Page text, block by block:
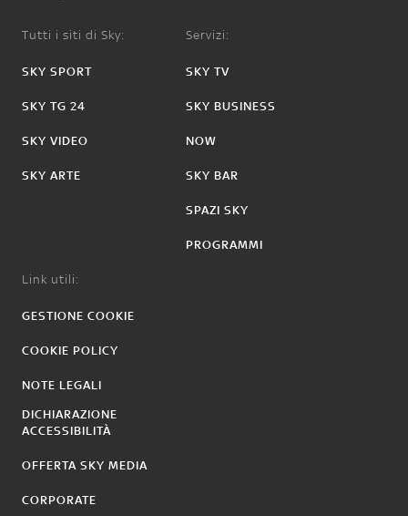
Tutti i siti di Sky:
SKY SPORT
SKY TG 24
SKY VIDEO
SKY ARTE
Servizi:
SKY TV
SKY BUSINESS
NOW
SKY BAR
SPAZI SKY
PROGRAMMI
Link utili:
GESTIONE COOKIE
COOKIE POLICY
NOTE LEGALI
DICHIARAZIONE
ACCESSIBILITÀ
OFFERTA SKY MEDIA
CORPORATE